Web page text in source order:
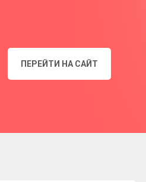
ПЕРЕЙТИ НА САЙТ